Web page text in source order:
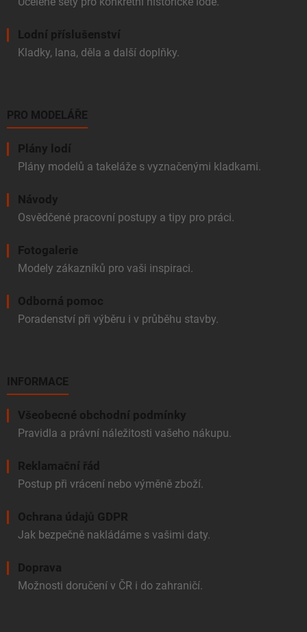
Lodní příslušenství
Kladky, lana, děla a další doplňky.
PRO MODELÁŘE
Plány lodí
Plány modelů a takeláže s vyznačenými kladkami.
Návody
Osvědčené pracovní postupy a tipy pro práci.
Fotogalerie
Modely zákazníků pro vaši inspiraci.
Odborná pomoc
Poradenství při výběru i v průběhu stavby.
INFORMACE
Všeobecné obchodní podmínky
Pravidla a právní náležitosti vašeho nákupu.
Reklamační řád
Postup při vrácení nebo výměně zboží.
Ochrana údajů GDPR
Jak bezpečně nakládáme s vašimi daty.
Doprava
Možnosti doručení v ČR i do zahraničí.